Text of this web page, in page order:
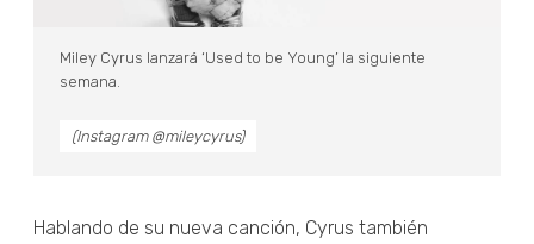
Miley Cyrus lanzará ‘Used to be Young’ la siguiente
semana.
(Instagram @mileycyrus)
Hablando de su nueva canción, Cyrus también